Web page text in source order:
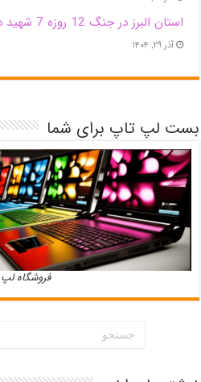
استان البرز در جنگ 12 روزه 7 شهید دانشجو تقدیم انقلاب کرد
آذر ۲۹, ۱۴۰۴
بست لپ تاپ برای شما
فروشگاه